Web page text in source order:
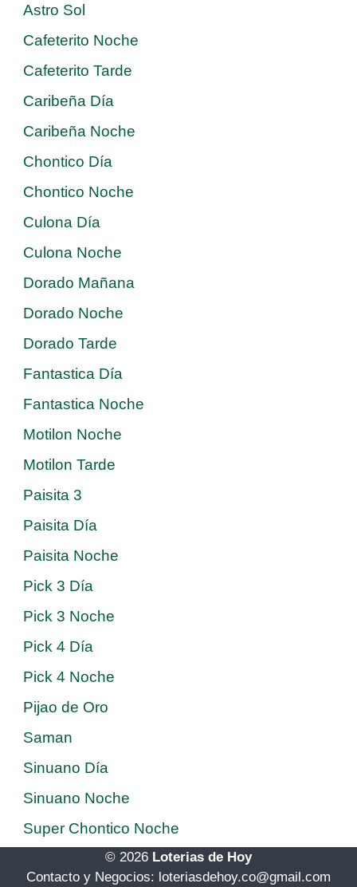
Astro Sol
Cafeterito Noche
Cafeterito Tarde
Caribeña Día
Caribeña Noche
Chontico Día
Chontico Noche
Culona Día
Culona Noche
Dorado Mañana
Dorado Noche
Dorado Tarde
Fantastica Día
Fantastica Noche
Motilon Noche
Motilon Tarde
Paisita 3
Paisita Día
Paisita Noche
Pick 3 Día
Pick 3 Noche
Pick 4 Día
Pick 4 Noche
Pijao de Oro
Saman
Sinuano Día
Sinuano Noche
Super Chontico Noche
© 2026 Loterias de Hoy
Contacto y Negocios: loteriasdehoy.co@gmail.com